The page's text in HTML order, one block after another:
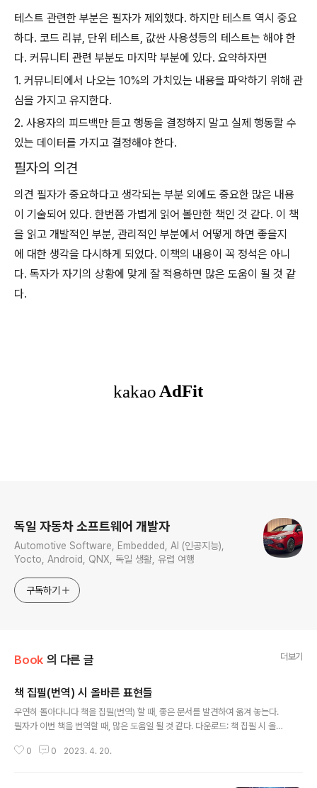
테스트 관련한 부분은 필자가 제외했다. 하지만 테스트 역시 중요
하다. 코드 리뷰, 단위 테스트, 값싼 사용성등의 테스트는 해야 한
다. 커뮤니티 관련 부분도 마지막 부분에 있다. 요약하자면
1. 커뮤니티에서 나오는 10%의 가치있는 내용을 파악하기 위해 관
심을 가지고 유지한다.
2. 사용자의 피드백만 듣고 행동을 결정하지 말고 실제 행동할 수
있는 데이터를 가지고 결정해야 한다.
필자의 의견
의견 필자가 중요하다고 생각되는 부분 외에도 중요한 많은 내용
이 기술되어 있다. 한번쯤 가볍게 읽어 볼만한 책인 것 같다. 이 책
을 읽고 개발적인 부분, 관리적인 부분에서 어떻게 하면 좋을지
에 대한 생각을 다시하게 되었다. 이책의 내용이 꼭 정석은 아니
다. 독자가 자기의 상황에 맞게 잘 적용하면 많은 도움이 될 것 같
다.
독일 자동차 소프트웨어 개발자
Automotive Software, Embedded, AI (인공지능),
Yocto, Android, QNX, 독일 생활, 유럽 여행
구독하기
Book 의 다른 글 더보기
책 집필(번역) 시 올바른 표현들
우연히 돌아다니다 책을 집필(번역) 할 때, 좋은 문서를 발견하여 옮겨 놓는다.
필자가 이번 책을 번역할 때, 많은 도움일 될 것 같다. 다운로드: 책 집필 시 올바
터디 그룹 www.iamroot.org 표준 한국어를 사용합니다. 단순하고 명확한 표
0 0 2023. 4. 20.